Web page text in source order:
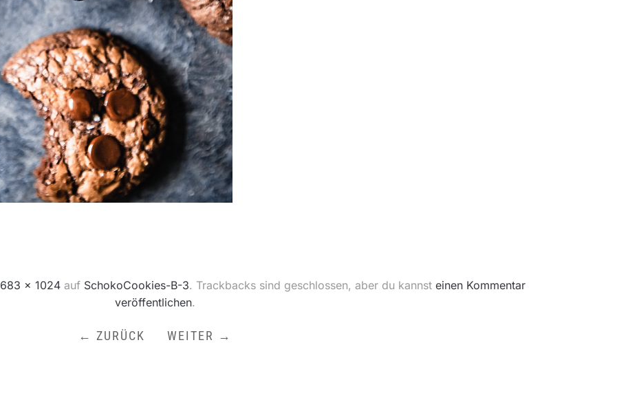
683 × 1024auf SchokoCookies-B-3. Trackbacks sind geschlossen, aber du kannst einen Kommentar
veröffentlichen.
← ZURÜCK WEITER →